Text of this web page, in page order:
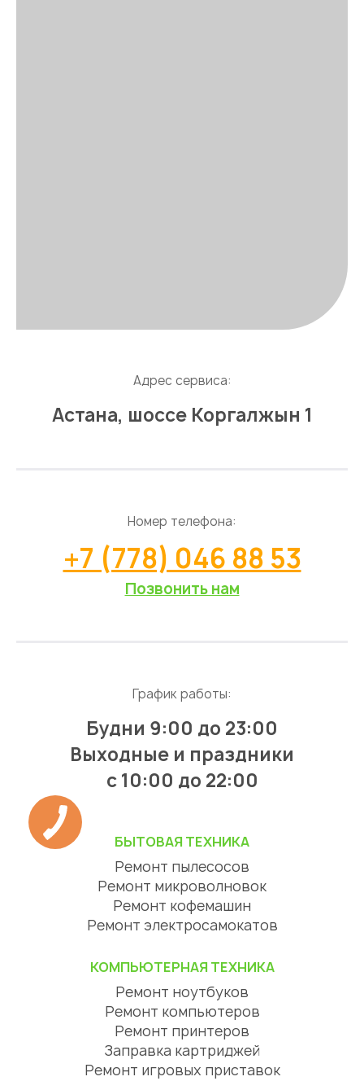
Адрес сервиса:
Астана, шоссе Коргалжын 1
Номер телефона:
+7 (778) 046 88 53
Позвонить нам
График работы:
Будни 9:00 до 23:00
Выходные и праздники
с 10:00 до 22:00
БЫТОВАЯ ТЕХНИКА
Ремонт пылесосов
Ремонт микроволновок
Ремонт кофемашин
Ремонт электросамокатов
КОМПЬЮТЕРНАЯ ТЕХНИКА
Ремонт ноутбуков
Ремонт компьютеров
Ремонт принтеров
Заправка картриджей
Ремонт игровых приставок